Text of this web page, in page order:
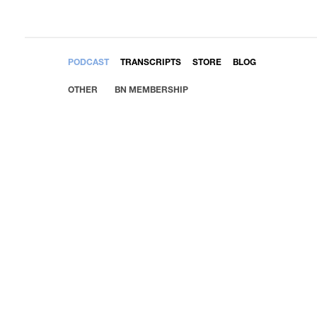
PODCAST TRANSCRIPTS STORE BLOG
OTHER BN MEMBERSHIP